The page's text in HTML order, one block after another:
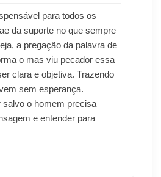
para todos os
da suporte no que sempre
a pregação da palavra de
o mas viu pecador essa
clara e objetiva. Trazendo
vivem sem esperança.
o homem precisa
e entender para